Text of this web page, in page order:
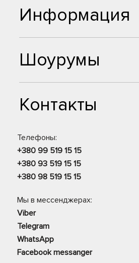
Шоурумы
Контакты
Телефоны:
+380 99 519 15 15
+380 93 519 15 15
+380 98 519 15 15
Мы в мессенджерах:
Viber
Telegram
WhatsApp
Facebook messanger
Информация